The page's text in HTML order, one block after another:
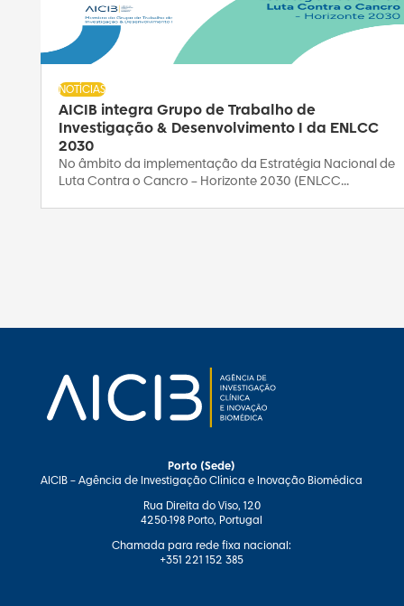
AICIB integra Grupo de Trabalho de
Investigação & Desenvolvimento I da ENLCC
2030
NOTÍCIAS
No âmbito da implementação da Estratégia Nacional de
Luta Contra o Cancro – Horizonte 2030 (ENLCC...
Porto (Sede)
AICIB – Agência de Investigação Clínica e Inovação Biomédica
Rua Direita do Viso, 120
4250-198 Porto, Portugal
Chamada para rede fixa nacional:
+351 221 152 385